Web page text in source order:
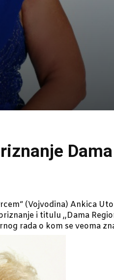
(Vojvodina) Ankica
i titulu ,,Dama
rada o kom se veoma